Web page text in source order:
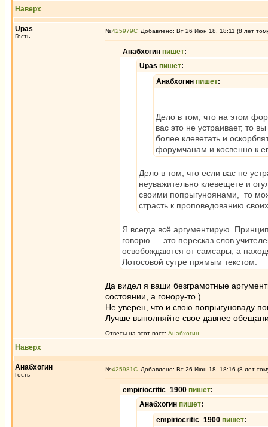
Наверх
Upas
Гость
№425979 Добавлено: Вт 26 Июн 18, 18:11 (8 лет
Анабхогин пишет:
Upas пишет:
Анабхогин пишет:
Дело в том, что на этом
вас это не устраивает, то
более клеветать и
форумчанам и косвенно к
Дело в том, что если вас не
неуважительно клевещете и
своими попрыгуноянами, то
страсть к проповедованию
Я всегда всё аргументирую.
говорю — это пересказ слов
освобождаются от самсары, а
Лотосовой сутре прямым текстом.
Да видел я ваши безграмотные
состоянии, а гонору-то )
Не уверен, что и свою попрыгуноваду
Лучше выполняйте свое давнее
Ответы на этот пост: Анабхогин
Наверх
Анабхогин
Гость
№425981 Добавлено: Вт 26 Июн 18, 18:16 (8 лет
empiriocritic_1900 пишет:
Анабхогин пишет:
empiriocritic_1900 пишет: